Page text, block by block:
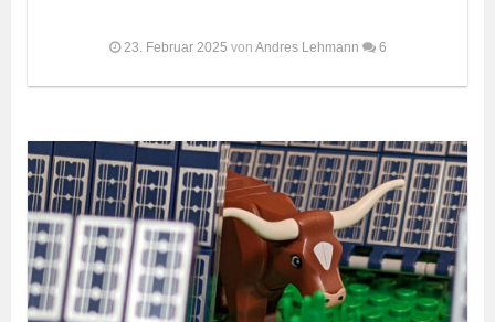
23. Februar 2025 von Andres Lehmann 6